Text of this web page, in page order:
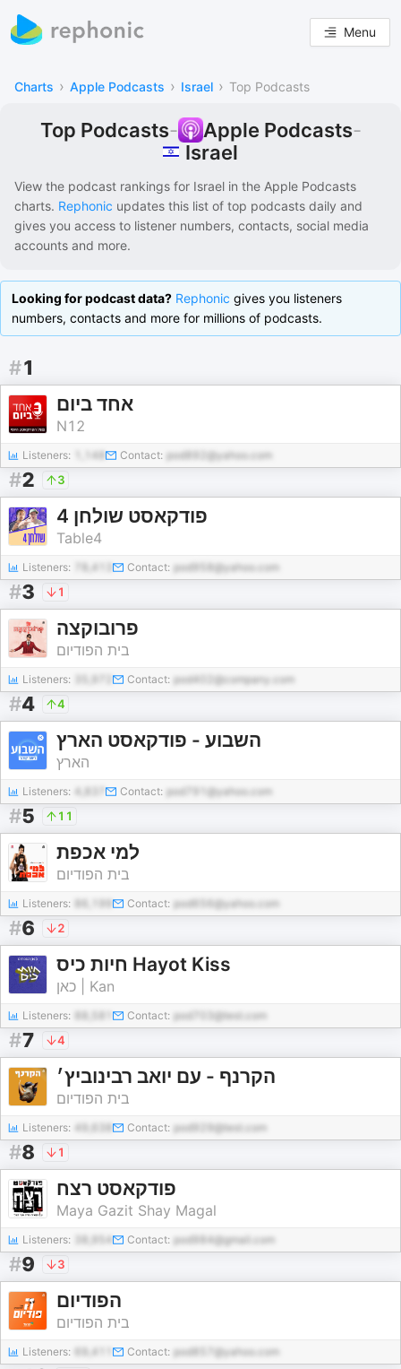
Menu
Charts › Apple Podcasts › Israel › Top Podcasts
Top Podcasts- Apple Podcasts-
Israel
View the podcast rankings for Israel in the Apple Podcasts
charts. Rephonic updates this list of top podcasts daily and
gives you access to listener numbers, contacts, social media
accounts and more.
Looking for podcast data? Rephonic gives you listeners
numbers, contacts and more for millions of podcasts.
#1
אחד ביום
N12
Listeners: 1,148 Contact: pod892@yahoo.com
#2 3
פודקאסט שולחן 4
Table4
Listeners: 78,413 Contact: pod958@yahoo.com
#3 1
פרובוקצה
בית הפודיום
Listeners: Contact: pod402@company.com
#4 4
השבוע - פודקאסט הארץ
הארץ
Listeners: Contact: pod791@yahoo.com
#5 11
למי אכפת
בית הפודיום
Listeners: Contact: pod656@yahoo.com
#6 2
חיות כיס Hayot Kiss
כאן | Kan
Listeners: Contact: pod703@test.com
#7 4
הקרנף - עם יואב רבינוביץ׳
בית הפודיום
Listeners: 49,638 Contact: pod929@test.com
#8 1
פודקאסט רצח
Maya Gazit Shay Magal
Listeners: 38,954 Contact: pod984@gmail.com
#9 3
הפודיום
בית הפודיום
Listeners: 69,411 Contact: pod857@yahoo.com